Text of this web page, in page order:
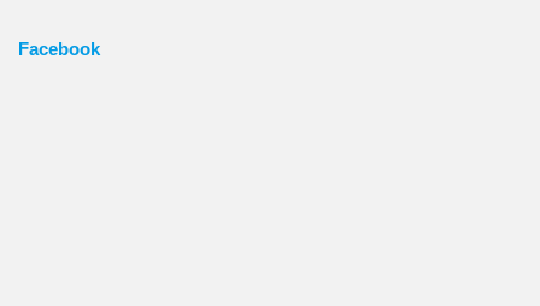
Facebook